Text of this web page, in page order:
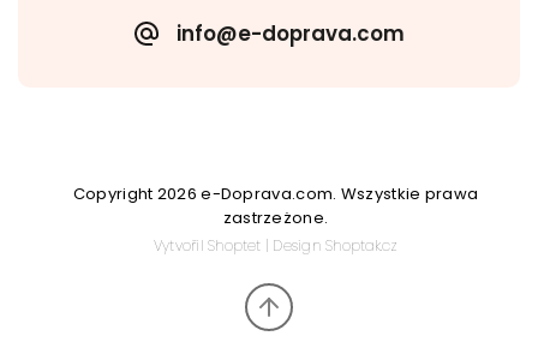
info@e-doprava.com
Copyright 2026e-Doprava.com. Wszystkie prawa
zastrzeżone.
VytvořilShoptet | DesignShoptak.cz